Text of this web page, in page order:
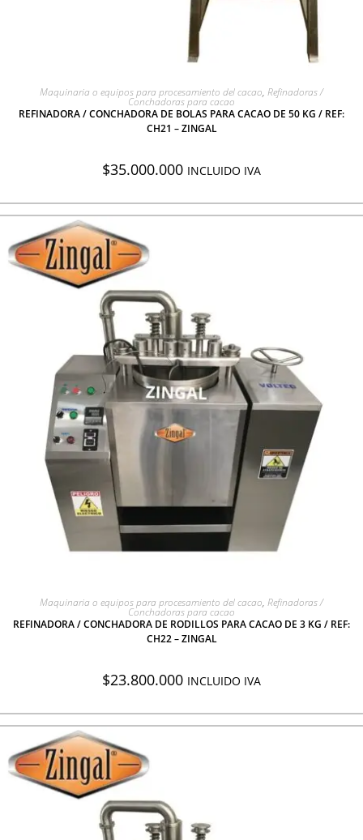
AGREGAR A COTIZACIÓN
Maquinaria o equipos para procesamiento del cacao, Refinadoras /
Conchadoras para cacao
REFINADORA / CONCHADORA DE BOLAS PARA CACAO DE 50 KG / REF:
CH21 – ZINGAL
$35.000.000 INCLUIDO IVA
AGREGAR A COTIZACIÓN
Maquinaria o equipos para procesamiento del cacao, Refinadoras /
Conchadoras para cacao
REFINADORA / CONCHADORA DE RODILLOS PARA CACAO DE 3 KG / REF:
CH22 – ZINGAL
$23.800.000 INCLUIDO IVA